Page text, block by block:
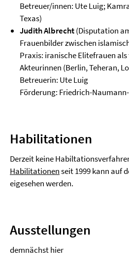
Betreuer/innen: Ute Luig;
Texas)
Judith Albrecht(Disputation
Frauenbilder zwischen
Praxis: iranische Elitefrauen
Akteurinnen (Berlin, Teheran,
Betreuerin: Ute Luig
Förderung: Friedrich-
Habilitationen
Derzeit keine
Habilitationenseit 1999 kann auf
eigesehen werden.
Ausstellungen
demnächst hier